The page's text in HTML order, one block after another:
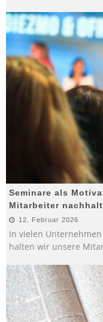
Seminare als
Mitarbeiter
12. Februar 2026
In vielen
halten wir unsere